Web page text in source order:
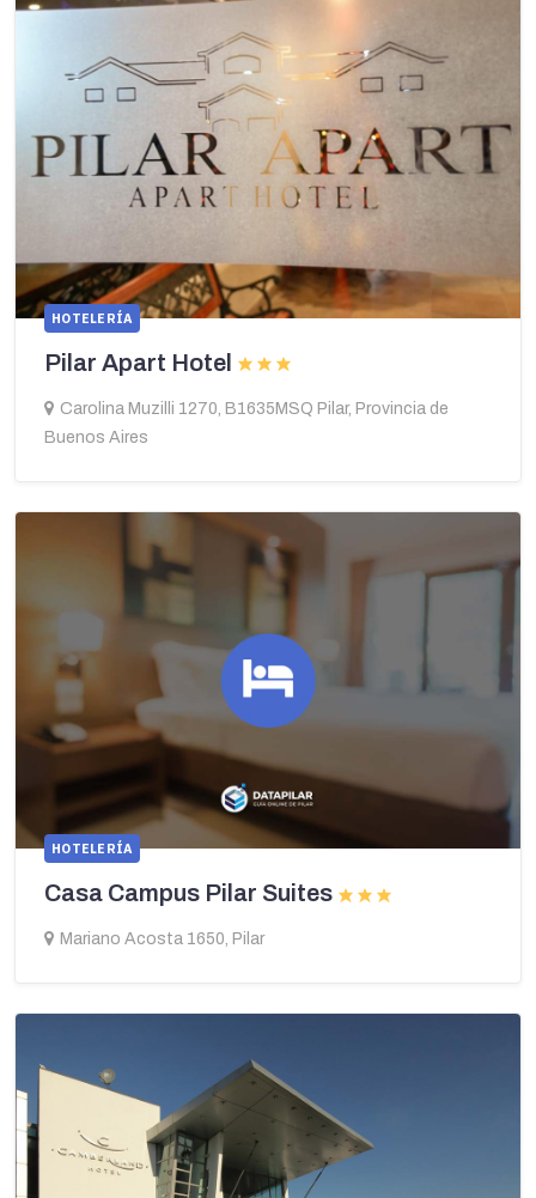
HOTELERÍA
Pilar Apart Hotel
Carolina Muzilli 1270, B1635MSQ Pilar, Provincia de
Buenos Aires
HOTELERÍA
Casa Campus Pilar Suites
Mariano Acosta 1650, Pilar